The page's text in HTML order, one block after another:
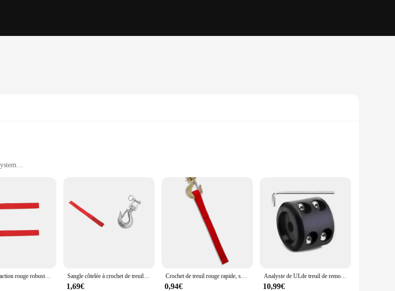
to withstand the rigors of winter conditions. This essential ATV/UTV accessory is designed to secure snow plows to
not only withstands the weight of snow but also resists wear and tear from the elements, making it a reliable
fastening system. This feature allows for quick and easy attachment, ensuring you can get back on the road in no
the time spent on installation, allowing you to focus on the task at hand. Whether you're a professional snow
Crochet de traction rouge robuste, 2 boucles de protection pour corde de remorquage, accessoire de camion ATV UTV-2 pouces 50mm de large Sangle côtelée à crochet de treuil rouge + mousquetons à ressort lointain en acier inoxydable 304, clip de gréement
1,69€
Crochet de treuil rouge rapide, sangle de nervure, boucles de protection, ULde remorquage, accessoire de camion RL UTV, 1/3 pièces
0,94€
Analyste de ULde treuil de remorquage de voiture, ULde treuil synthétique, sangle de nervure de sécurité pour véhicule tout-terrain, RL UTV, 1/4 en effet x 50 pieds
10,99€